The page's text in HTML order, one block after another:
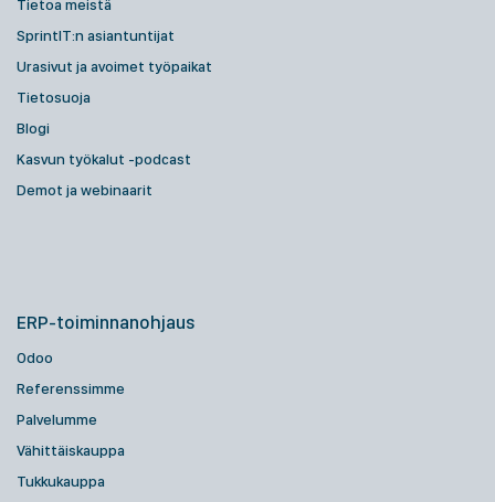
Tietoa meistä
SprintIT:n asiantuntijat
Urasivut ja avoimet työpaikat
Tietosuoja
Blogi
Kasvun työkalut -podcast
Demot ja webinaarit
ERP-toiminnanohjaus
Odoo
Referenssimme
Palvelumme
Vähittäiskauppa
Tukkukauppa